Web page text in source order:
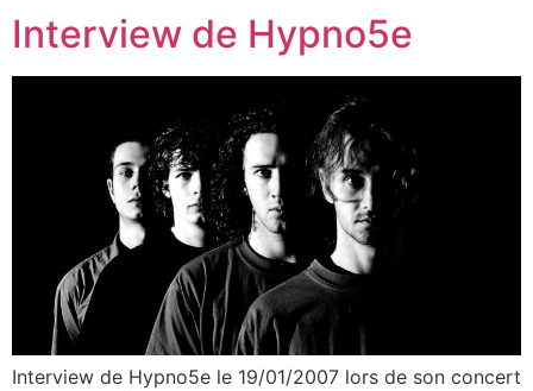
Interview de Hypno5e
Interview de Hypno5e le 19/01/2007 lors de son concert